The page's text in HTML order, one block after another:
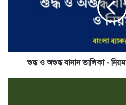
PDF
শুদ্ধ ও অশুদ্ধ বানান তালিকা -